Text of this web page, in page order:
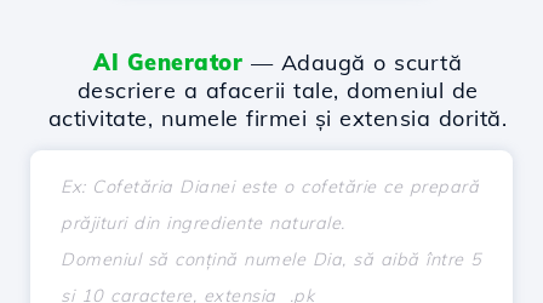
AI Generator — Adaugă o scurtă
descriere a afacerii tale, domeniul de
activitate, numele firmei și extensia dorită.